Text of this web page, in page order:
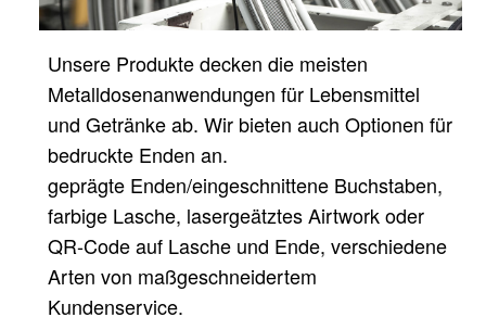
Unsere Produkte decken die meisten
Metalldosenanwendungen für Lebensmittel
und Getränke ab. Wir bieten auch Optionen für
bedruckte Enden an.
geprägte Enden/eingeschnittene Buchstaben,
farbige Lasche, lasergeätztes Airtwork oder
QR-Code auf Lasche und Ende, verschiedene
Arten von maßgeschneidertem
Kundenservice.